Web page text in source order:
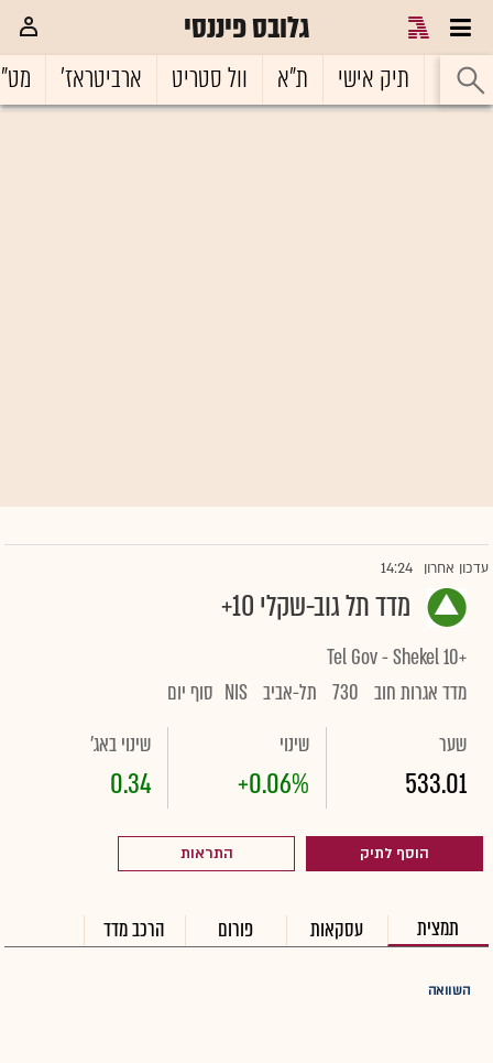
גלובס פיננסי
ראשי תיק אישי ת"א וול סטריט ארביטראז'
עדכון אחרון 14:24
מדד תל גוב-שקלי 10+
Tel Gov - Shekel 10+
מדד אגרות חוב 730 תל-אביב NIS סוף יום
שער
533.01
שינוי
+0.06%
שינוי באג'
0.34
הוסף לתיק התראות
תמצית עסקאות פורום הרכב מדד
השוואה